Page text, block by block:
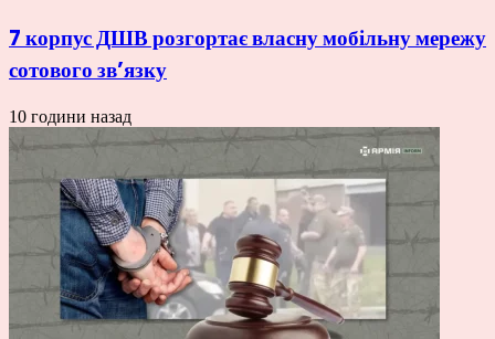
7 корпус ДШВ розгортає власну мобільну мережу
сотового зв’язку
10 години назад